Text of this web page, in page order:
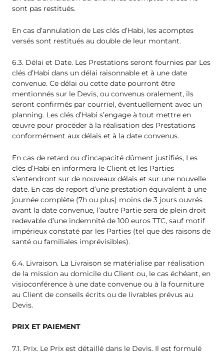
sont pas restitués.
En cas d’annulation de Les clés d’Habi, les acomptes
versés sont restitués au double de leur montant.
6.3. Délai et Date. Les Prestations seront fournies par Les
clés d’Habi dans un délai raisonnable et à une date
convenue. Ce délai ou cette date pourront être
mentionnés sur le Devis, ou convenus oralement, ils
seront confirmés par courriel, éventuellement avec un
planning. Les clés d’Habi s’engage à tout mettre en
œuvre pour procéder à la réalisation des Prestations
conformément aux délais et à la date convenus.
En cas de retard ou d’incapacité dûment justifiés, Les
clés d’Habi en informera le Client et les Parties
s’entendront sur de nouveaux délais et sur une nouvelle
date. En cas de report d’une prestation équivalent à une
journée complète (7h ou plus) moins de 3 jours ouvrés
avant la date convenue, l’autre Partie sera de plein droit
redevable d’une indemnité de 100 euros TTC, sauf motif
impérieux constaté par les Parties (tel que des raisons de
santé ou familiales imprévisibles).
6.4. Livraison. La Livraison se matérialise par réalisation
de la mission au domicile du Client ou, le cas échéant, en
visioconférence à une date convenue ou à la fourniture
au Client de conseils écrits ou de livrables prévus au
Devis.
PRIX ET PAIEMENT
7.1. Prix. Le Prix est détaillé dans le Devis. Il est formulé